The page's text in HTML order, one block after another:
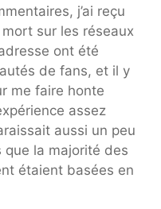
j’ai reçu
sur les réseaux
ont été
de fans, et il y
me faire honte
assez
aussi un peu
que la majorité des
étaient basées en